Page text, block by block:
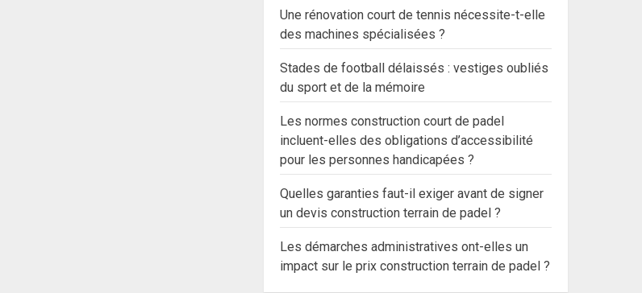
Une rénovation court de tennis nécessite-t-elle
des machines spécialisées ?
Stades de football délaissés : vestiges oubliés
du sport et de la mémoire
Les normes construction court de padel
incluent-elles des obligations d’accessibilité
pour les personnes handicapées ?
Quelles garanties faut-il exiger avant de signer
un devis construction terrain de padel ?
Les démarches administratives ont-elles un
impact sur le prix construction terrain de padel ?